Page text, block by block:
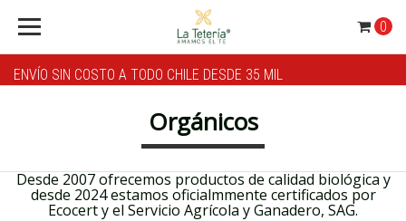
ENVÍO SIN COSTO A TODO CHILE DESDE 35 MIL
0
Orgánicos
Desde 2007 ofrecemos productos de calidad biológica y
desde 2024 estamos oficialmmente certificados por
Ecocert y el Servicio Agrícola y Ganadero, SAG.